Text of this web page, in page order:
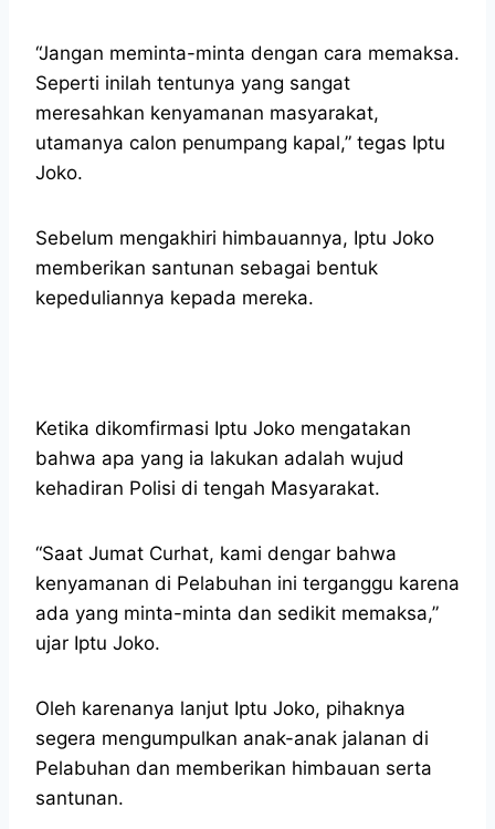
“Jangan meminta-minta dengan cara memaksa.
Seperti inilah tentunya yang sangat
meresahkan kenyamanan masyarakat,
utamanya calon penumpang kapal,” tegas Iptu
Joko.
Sebelum mengakhiri himbauannya, Iptu Joko
memberikan santunan sebagai bentuk
kepeduliannya kepada mereka.
Ketika dikomfirmasi Iptu Joko mengatakan
bahwa apa yang ia lakukan adalah wujud
kehadiran Polisi di tengah Masyarakat.
“Saat Jumat Curhat, kami dengar bahwa
kenyamanan di Pelabuhan ini terganggu karena
ada yang minta-minta dan sedikit memaksa,”
ujar Iptu Joko.
Oleh karenanya lanjut Iptu Joko, pihaknya
segera mengumpulkan anak-anak jalanan di
Pelabuhan dan memberikan himbauan serta
santunan.